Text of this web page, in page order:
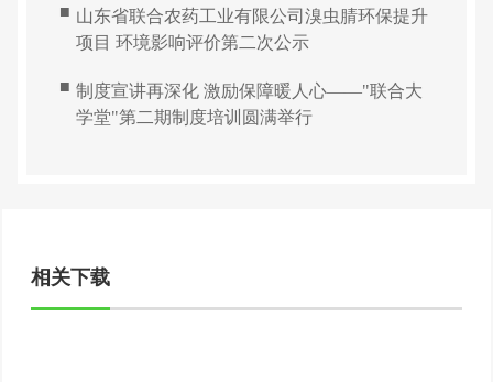
■ 山东省联合农药工业有限公司溴虫腈环保提升
项目 环境影响评价第二次公示
■ 制度宣讲再深化 激励保障暖人心——"联合大
学堂"第二期制度培训圆满举行
相关下载